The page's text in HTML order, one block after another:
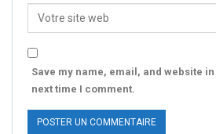
Save my name, email, and website
next time I comment.